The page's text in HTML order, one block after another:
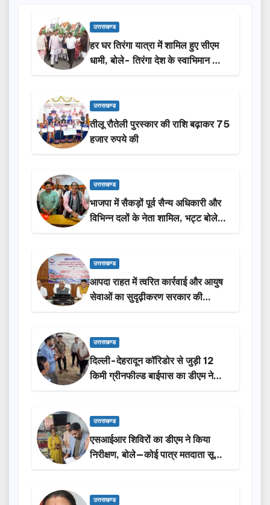
उत्तराखण्ड
हर घर तिरंगा यात्रा में शामिल हुए सीएम
धामी, बोले- तिरंगा देश के स्वाभिमान का
प्रतीक
उत्तराखण्ड
तीलू रौतेली पुरस्कार की राशि बढ़ाकर 75
हजार रुपये की
उत्तराखण्ड
भाजपा में सैकड़ों पूर्व सैन्य अधिकारी और
विभिन्न दलों के नेता शामिल, भट्ट बोले-
2027 में जीत की हैट्रिक लगाएगी पार्टी
उत्तराखण्ड
आपदा राहत में त्वरित कार्रवाई और आयुष
सेवाओं का सुदृढ़ीकरण सरकार की
प्राथमिकता: मदन कौशिक
उत्तराखण्ड
दिल्ली-देहरादून कॉरिडोर से जुड़ी 12
किमी ग्रीनफील्ड बाईपास का डीएम ने
किया निरीक्षण…
उत्तराखण्ड
एसआईआर शिविरों का डीएम ने किया
निरीक्षण, बोले—कोई पात्र मतदाता सूची
से न छूटे…
उत्तराखण्ड